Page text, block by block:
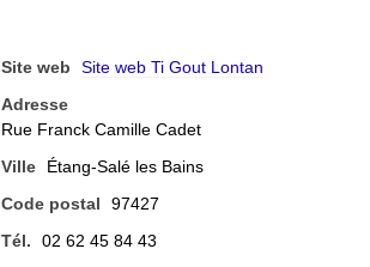
Site web
Site web Ti Gout Lontan
Adresse
Rue Franck Camille Cadet
Ville
Étang-Salé les Bains
Code postal
97427
Tél.
02 62 45 84 43